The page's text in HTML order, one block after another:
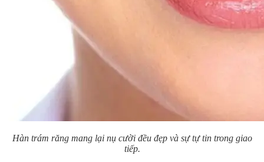
Hàn trám răng mang lại nụ cười đều đẹp và sự tự tin trong giao
tiếp.